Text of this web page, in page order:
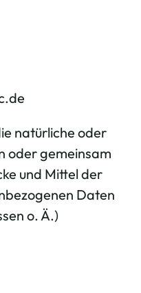
natürliche oder
oder gemeinsam
und Mittel der
Daten
o. Ä.)